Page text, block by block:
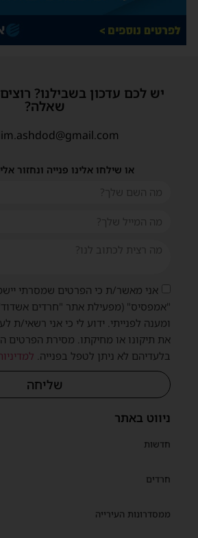
ניווט באתר
חדשות
חרדים
ממסדרונות העירייה
יש לכם עדכון בשבילנו?
שאלה?
או שילחו אלינו פנייה ונחזור
אני מאשר/ת כי הפרטים שמסרתי
"אמפסיס" (מפעילת אתר "חרדים
ומענה לפנייתי. ידוע לי כי אני רשאי/ת
את תיקונו או מחיקתו. מסירת הפרטים
בלעדיהם לא ניתן לטפל בפנייה.
שליחה